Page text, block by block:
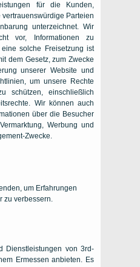
für die Kunden,
Parteien
unterzeichnet. Wir
vor, Informationen zu
solche Freisetzung ist
dem Gesetz, zum Zwecke
unserer Website und
um unsere Rechte
schützen, einschließlich
Wir können auch
über die Besucher
Werbung und
Zwecke.
um Erfahrungen
zu verbessern.
Dienstleistungen von 3rd-
Ermessen anbieten. Es